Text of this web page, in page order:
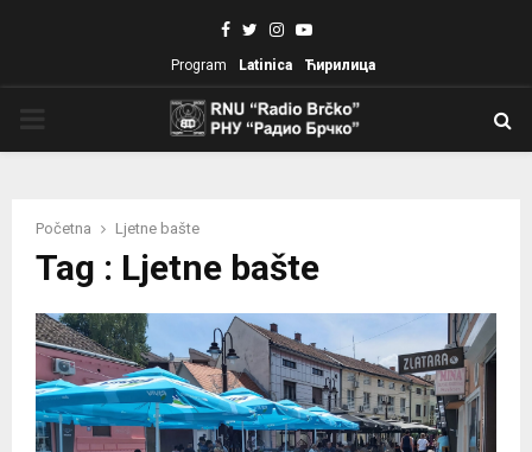
Facebook
TwitterInstagram
Youtube
Program Latinica Ћирилица
Početna Ljetne bašte
Tag : Ljetne bašte